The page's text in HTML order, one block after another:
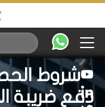
شروط
دفع ضريبة